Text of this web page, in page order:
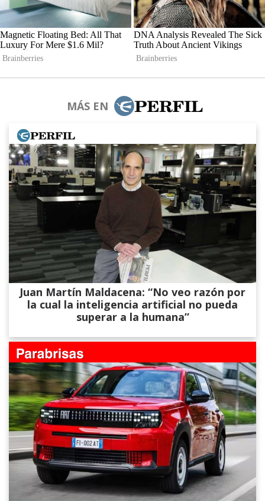
MÁS EN
Juan Martín Maldacena: “No veo razón por
la cual la inteligencia artificial no pueda
superar a la humana”